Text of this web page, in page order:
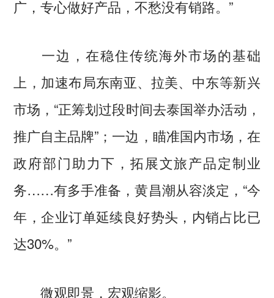
广，专心做好产品，不愁没有销路。”
一边，在稳住传统海外市场的基础
上，加速布局东南亚、拉美、中东等新兴
市场，“正筹划过段时间去泰国举办活动，
推广自主品牌”；一边，瞄准国内市场，在
政府部门助力下，拓展文旅产品定制业
务……有多手准备，黄昌潮从容淡定，“今
年，企业订单延续良好势头，内销占比已
达30%。”
微观即景，宏观缩影。